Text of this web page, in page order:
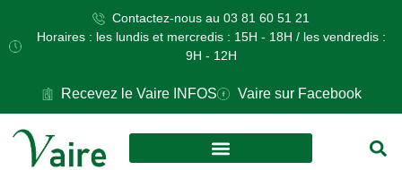
Contactez-nous au 03 81 60 51 21
Horaires : les lundis et mercredis : 15H - 18H / les vendredis :
9H - 12H
Recevez le Vaire INFOS Vaire sur Facebook